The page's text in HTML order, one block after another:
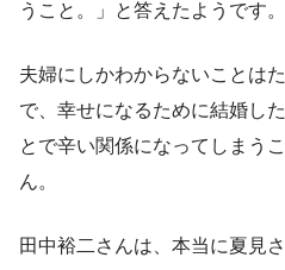
うこと。」と答えたようです。
夫婦にしかわからないことは
で、幸せになるために結婚し
とで辛い関係になってしまう
ん。
田中裕二さんは、本当に夏見